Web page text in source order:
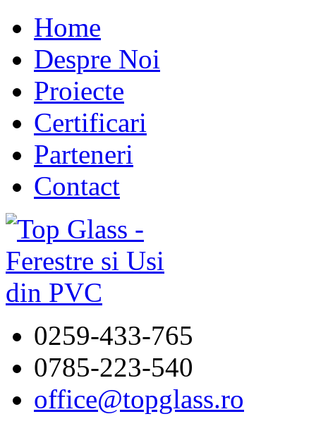
Home
Despre Noi
Proiecte
Certificari
Parteneri
Contact
0259-433-765
0785-223-540
office@topglass.ro